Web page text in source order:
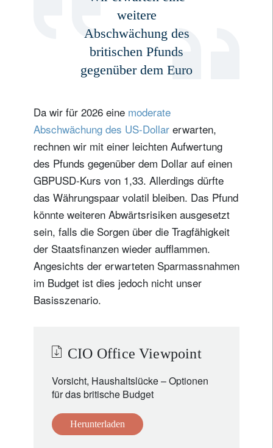
weitere
Abschwächung des
britischen Pfunds
gegenüber dem Euro
Da wir für 2026 eine moderate
Abschwächung des US-Dollar erwarten,
rechnen wir mit einer leichten Aufwertung
des Pfunds gegenüber dem Dollar auf einen
GBPUSD-Kurs von 1,33. Allerdings dürfte
das Währungspaar volatil bleiben. Das Pfund
könnte weiteren Abwärtsrisiken ausgesetzt
sein, falls die Sorgen über die Tragfähigkeit
der Staatsfinanzen wieder aufflammen.
Angesichts der erwarteten Sparmassnahmen
im Budget ist dies jedoch nicht unser
Basisszenario.
CIO Office Viewpoint
Vorsicht, Haushaltslücke – Optionen
für das britische Budget
Herunterladen